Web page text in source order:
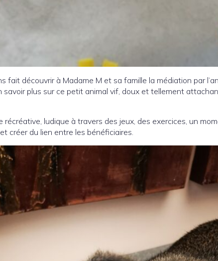
fait découvrir à Madame M et sa famille la médiation par
savoir plus sur ce petit animal vif, doux et tellement
récréative, ludique à travers des jeux, des exercices, un
créer du lien entre les bénéficiaires.